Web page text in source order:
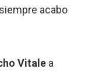
acabo
Vitale a